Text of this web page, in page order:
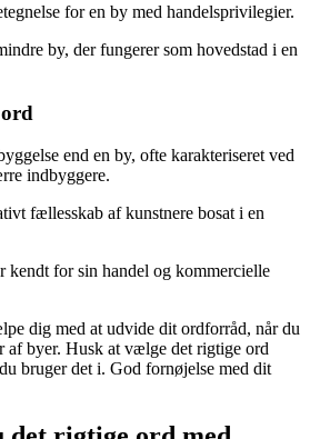
for en by med handelsprivilegier.
by, der fungerer som hovedstad i en
end en by, ofte karakteriseret ved
indbyggere.
fællesskab af kunstnere bosat i en
kendt for sin handel og kommercielle
dig med at udvide dit ordforråd, når du
af byer. Husk at vælge det rigtige ord
bruger det i. God fornøjelse med dit